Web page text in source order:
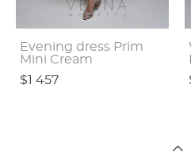
Evening dress Prim
Mini Cream
$1 457